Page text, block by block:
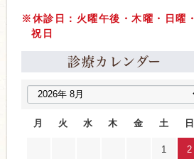
※休診日：火曜午後・木曜・日曜・
祝日
診療カレンダー
月 火 水 木 金 土 日
1 2